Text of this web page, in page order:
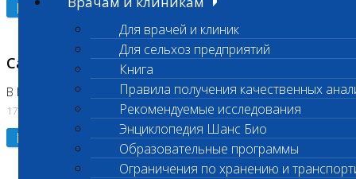
Для врачей и клиник
Для сельхоз предприятий
Книга
Правила получения качественных
Рекомендуемые исследования
Энциклопедия Шанс Био
Образовательные программы
Ограничения по хранению и
Подробнее
Санитарный день
В Бутово
17.07.2026
Подробнее